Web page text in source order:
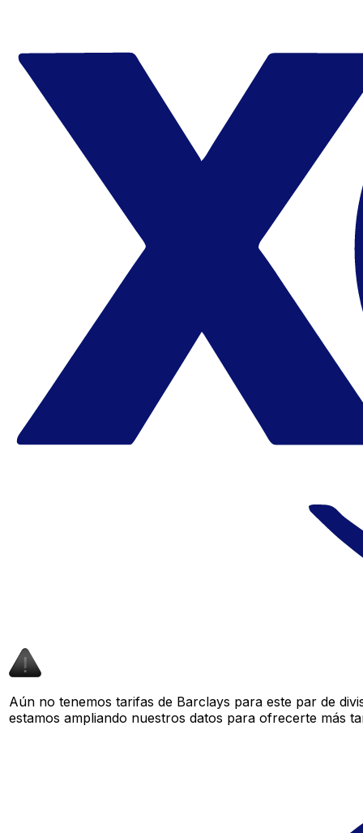
Aún no tenemos tarifas de Barclays para este par de
estamos ampliando nuestros datos para ofrecerte más